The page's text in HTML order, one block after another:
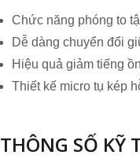
Chức năng phóng to
Dễ dàng chuyển đổi
Hiệu quả giảm tiếng
Thiết kế micro tụ kép
THÔNG SỐ KỸ